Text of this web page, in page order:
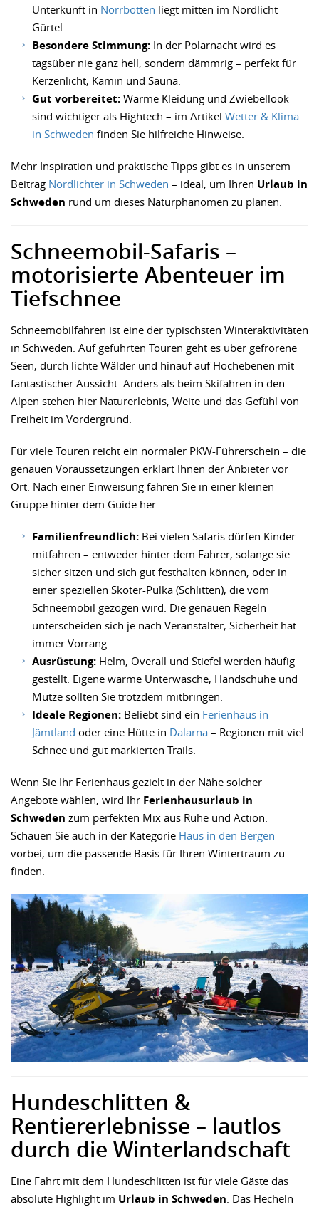
Unterkunft in Norrbotten liegt mitten im Nordlicht-
Gürtel.
Besondere Stimmung: In der Polarnacht wird es
tagsüber nie ganz hell, sondern dämmrig – perfekt für
Kerzenlicht, Kamin und Sauna.
Gut vorbereitet: Warme Kleidung und Zwiebellook
sind wichtiger als Hightech – im Artikel Wetter & Klima
in Schweden finden Sie hilfreiche Hinweise.
Mehr Inspiration und praktische Tipps gibt es in unserem
Beitrag Nordlichter in Schweden – ideal, um Ihren Urlaub in
Schweden rund um dieses Naturphänomen zu planen.
Schneemobil-Safaris –
motorisierte Abenteuer im
Tiefschnee
Schneemobilfahren ist eine der typischsten Winteraktivitäten
in Schweden. Auf geführten Touren geht es über gefrorene
Seen, durch lichte Wälder und hinauf auf Hochebenen mit
fantastischer Aussicht. Anders als beim Skifahren in den
Alpen stehen hier Naturerlebnis, Weite und das Gefühl von
Freiheit im Vordergrund.
Für viele Touren reicht ein normaler PKW-Führerschein – die
genauen Voraussetzungen erklärt Ihnen der Anbieter vor
Ort. Nach einer Einweisung fahren Sie in einer kleinen
Gruppe hinter dem Guide her.
Familienfreundlich: Bei vielen Safaris dürfen Kinder
mitfahren – entweder hinter dem Fahrer, solange sie
sicher sitzen und sich gut festhalten können, oder in
einer speziellen Skoter-Pulka (Schlitten), die vom
Schneemobil gezogen wird. Die genauen Regeln
unterscheiden sich je nach Veranstalter; Sicherheit hat
immer Vorrang.
Ausrüstung: Helm, Overall und Stiefel werden häufig
gestellt. Eigene warme Unterwäsche, Handschuhe und
Mütze sollten Sie trotzdem mitbringen.
Ideale Regionen: Beliebt sind ein Ferienhaus in
Jämtland oder eine Hütte in Dalarna – Regionen mit viel
Schnee und gut markierten Trails.
Wenn Sie Ihr Ferienhaus gezielt in der Nähe solcher
Angebote wählen, wird Ihr Ferienhausurlaub in
Schweden zum perfekten Mix aus Ruhe und Action.
Schauen Sie auch in der Kategorie Haus in den Bergen
vorbei, um die passende Basis für Ihren Wintertraum zu
finden.
Hundeschlitten &
Rentiererlebnisse – lautlos
durch die Winterlandschaft
Eine Fahrt mit dem Hundeschlitten ist für viele Gäste das
absolute Highlight im Urlaub in Schweden . Das Hecheln